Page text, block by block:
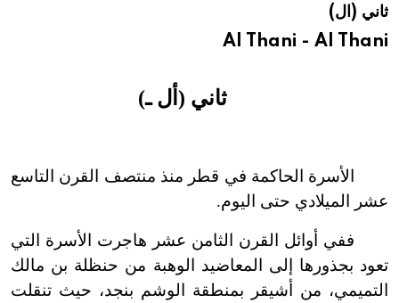
ثاني (ال)
Al Thani - Al Thani
ثاني (أل ـ)
الأسرة الحاكمة في قطر منذ منتصف القرن التاسع
عشر الميلادي حتى اليوم.
ففي أوائل القرن الثامن عشر هاجرت الأسرة التي
تعود بجذورها إلى المعاضيد الوهبة من حنظلة بن مالك
التميمي، من أشيقر بمنطقة الوشم بنجد، حيث تنقلت